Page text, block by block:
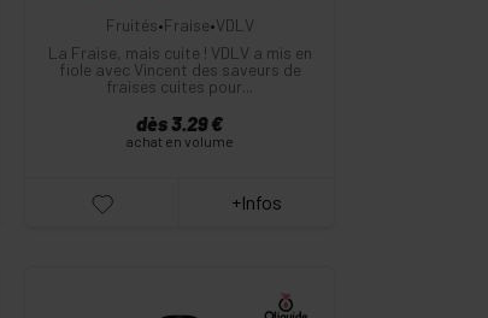
Fruités•Fraise•VDLV
La Fraise, mais cuite ! VDLV a mis en
fiole avec Vincent des saveurs de
fraises cuites pour...
dès 3.29 €
achat en volume
+Infos